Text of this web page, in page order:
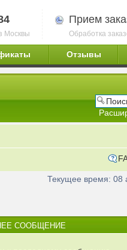
Москвы
Прием
Обработка
Отзывы
Текущее время: 08
СООБЩЕНИЕ